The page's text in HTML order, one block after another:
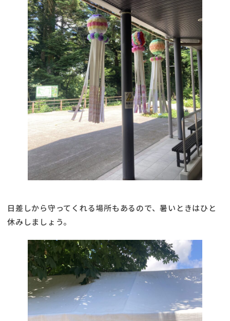
日差しから守ってくれる場所もあるので、暑いときはひと
休みしましょう。